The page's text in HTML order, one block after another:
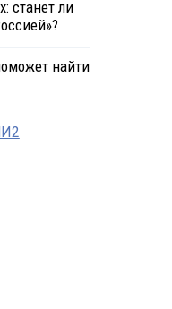
станет ли
найти